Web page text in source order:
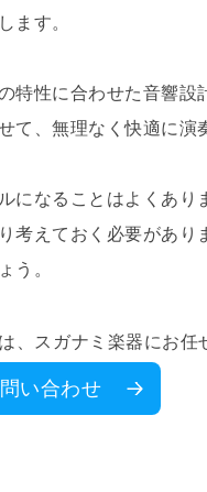
ます。
特性に合わせた音響設
、無理なく快適に演
になることはよくあり
考えておく必要があり
う。
、スガナミ楽器にお任
い合わせ